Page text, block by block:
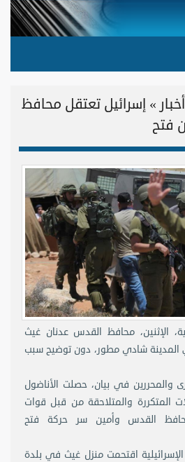
» إسرائيل تعتقل محافظ
فتح
الإثنين، محافظ القدس عدنان غيث
شادي مطور، دون توضيح سبب
والمحررين في بيان، حصلت الأناضول
المتكررة والمتلاحقة من قبل قوات
لمحافظ القدس وأمين سر حركة فتح
اقتحمت منزل غيث في بلدة